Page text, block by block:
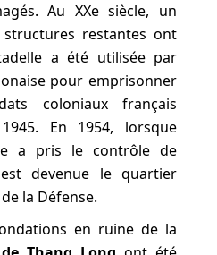
Au XXe siècle, un
restantes ont
a été utilisée par
pour emprisonner
coloniaux français
En 1954, lorsque
a pris le contrôle de
devenue le quartier
la Défense.
en ruine de la